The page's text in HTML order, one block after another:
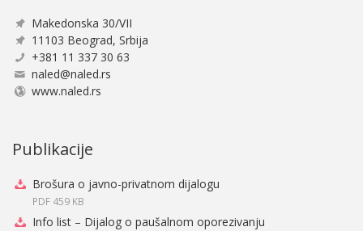
Makedonska 30/VII
11103 Beograd, Srbija
+381 11 337 30 63
naled@naled.rs
www.naled.rs
Publikacije
Brošura o javno-privatnom dijalogu
PDF 459 KB
Info list – Dijalog o paušalnom oporezivanju